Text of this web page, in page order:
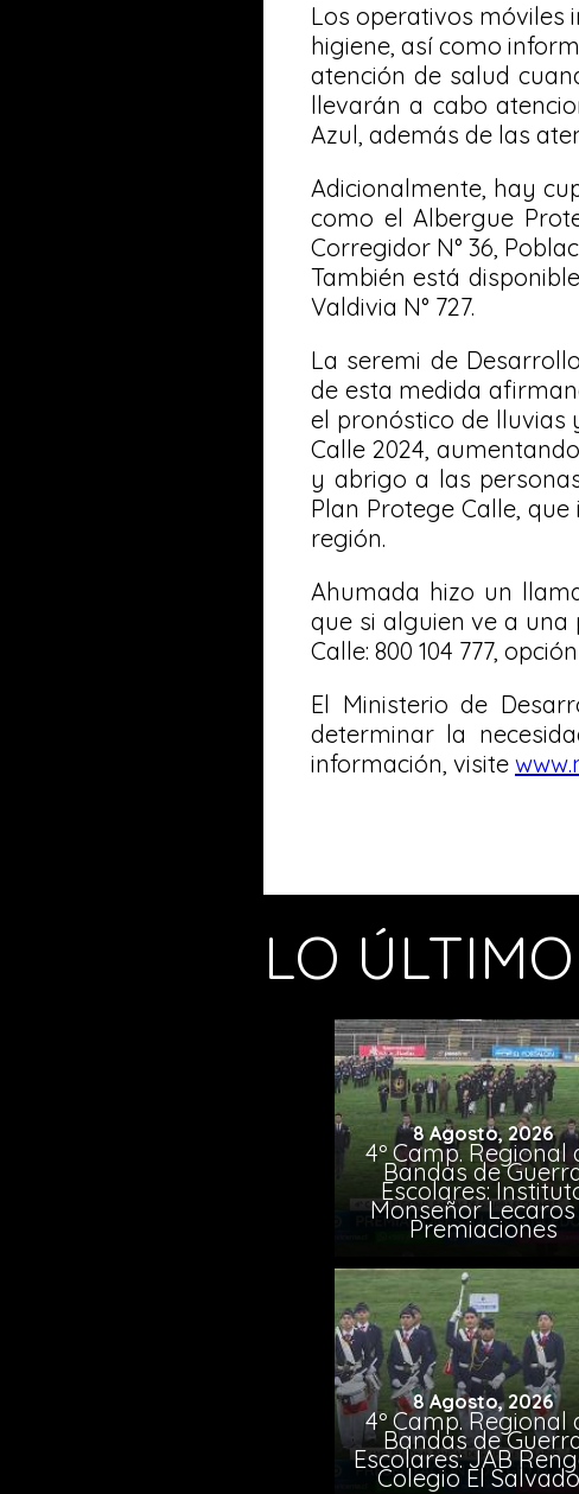
Los operativos móviles
higiene, así como
atención de salud
llevarán a cabo
Azul, además de las
Adicionalmente, hay
como el Albergue
Corregidor N° 36,
También está
Valdivia N° 727.
La seremi de
de esta medida
el pronóstico de lluvias
Calle 2024,
y abrigo a las
Plan Protege Calle,
región.
Ahumada hizo un
que si alguien ve a una
Calle: 800 104 777,
El Ministerio de
determinar la
información, visite
LO ÚLTIMO
8 Agosto, 2026
4º Camp. Regional
Bandas de
Escolares:
Monseñor
Premiaciones
8 Agosto, 2026
4º Camp. Regional
Bandas de
Escolares: JAB
Colegio El